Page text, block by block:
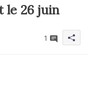
le 26 juin
1